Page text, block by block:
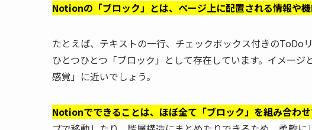
Notionの「ブロック」とは、ページ上に配置される情報や
たとえば、テキストの一行、チェックボックス付きのToDo
ひとつひとつ「ブロック」として存在しています。イメー
感覚」に近いでしょう。
Notionでできることは、ほぼ全て「ブロック」を組み合わ